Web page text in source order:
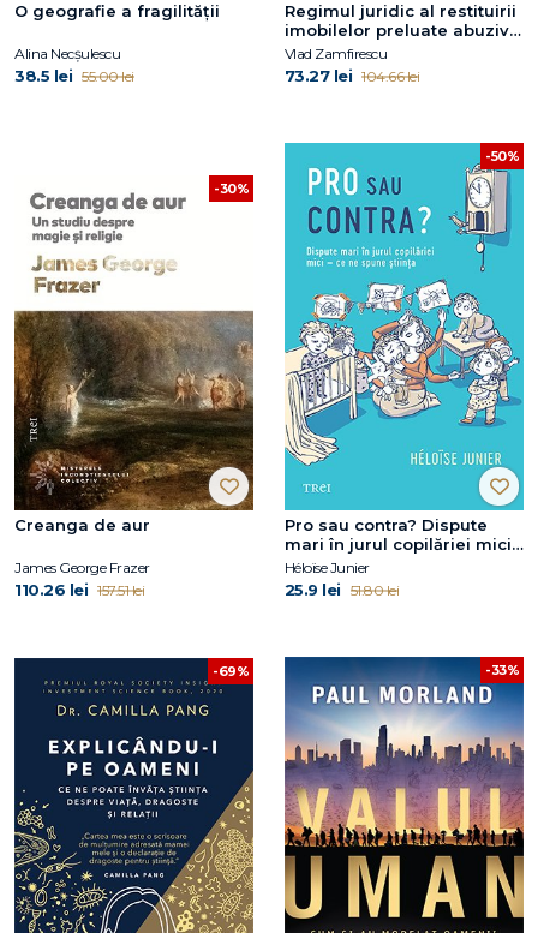
O geografie a fragilității
Alina Necșulescu
38.5 lei 55.00 lei
Regimul juridic al restituirii
imobilelor preluate abuziv
de către stat în perioada 6
martie 1945 - 22 decembrie
1949. Analiză comparativă și
Vlad Zamfirescu
73.27 lei 104.66 lei
-30%
Creanga de aur
James George Frazer
110.26 lei 157.51 lei
-50%
Pro sau contra? Dispute
mari în jurul copilăriei mici
– ce ne spune știința
Héloïse Junier
25.9 lei 51.80 lei
-69% -33%